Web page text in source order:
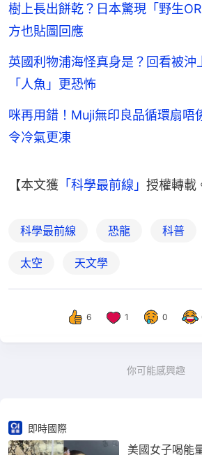
樹上長出餅乾？日本驚現「野生
方也貼圖回應
英國利物浦海怪真身是？回看被
「人魚」更恐怖
咪再用錯！Muji無印良品循環扇
令冷氣更凍
【本文獲 「科學最前線」 授權轉載
科學最前線 恐龍 科普
太空 天文學
6 1 0
你可能感興趣
即時國際
美國女子喝能